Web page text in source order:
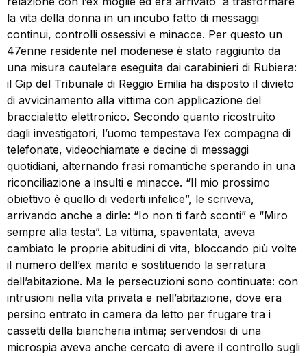
la vita della donna in un incubo fatto di messaggi
continui, controlli ossessivi e minacce. Per questo un
47enne residente nel modenese è stato raggiunto da
una misura cautelare eseguita dai carabinieri di Rubiera:
il Gip del Tribunale di Reggio Emilia ha disposto il divieto
di avvicinamento alla vittima con applicazione del
braccialetto elettronico. Secondo quanto ricostruito
dagli investigatori, l’uomo tempestava l’ex compagna di
telefonate, videochiamate e decine di messaggi
quotidiani, alternando frasi romantiche sperando in una
riconciliazione a insulti e minacce. “Il mio prossimo
obiettivo è quello di vederti infelice”, le scriveva,
arrivando anche a dirle: “Io non ti farò sconti” e “Miro
sempre alla testa”. La vittima, spaventata, aveva
cambiato le proprie abitudini di vita, bloccando più volte
il numero dell’ex marito e sostituendo la serratura
dell’abitazione. Ma le persecuzioni sono continuate: con
intrusioni nella vita privata e nell’abitazione, dove era
persino entrato in camera da letto per frugare tra i
cassetti della biancheria intima; servendosi di una
microspia aveva anche cercato di avere il controllo sugli